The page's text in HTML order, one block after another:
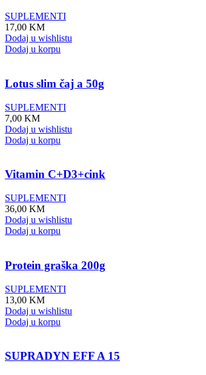
SUPLEMENTI
17,00 KM
Dodaj u wishlistu
Dodaj u korpu
Lotus slim čaj a 50g
SUPLEMENTI
7,00 KM
Dodaj u wishlistu
Dodaj u korpu
Vitamin C+D3+cink
SUPLEMENTI
36,00 KM
Dodaj u wishlistu
Dodaj u korpu
Protein graška 200g
SUPLEMENTI
13,00 KM
Dodaj u wishlistu
Dodaj u korpu
SUPRADYN EFF A 15